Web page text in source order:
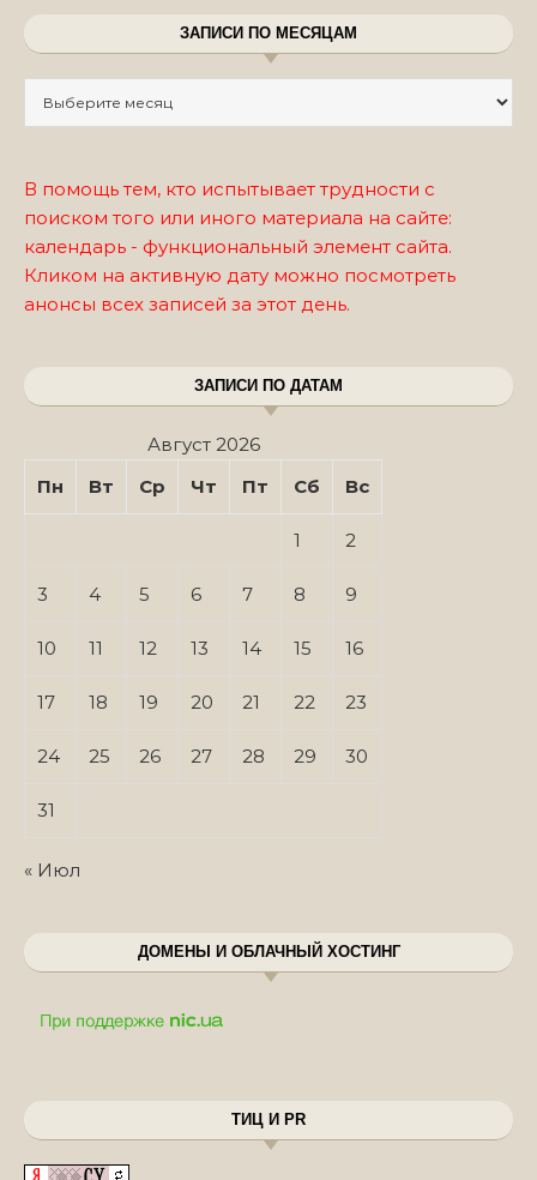
ЗАПИСИ ПО МЕСЯЦАМ
В помощь тем, кто испытывает трудности с
поиском того или иного материала на сайте:
календарь - функциональный элемент сайта.
Кликом на активную дату можно посмотреть
анонсы всех записей за этот день.
ЗАПИСИ ПО ДАТАМ
Август 2026
Пн
Вт Ср Чт Пт Сб Вс
1 2
3 4 5 6 7 8 9
10 11 12 13 14 15 16
17 18 19 20 21 22 23
24 25 26 27 28 29 30
31
« Июл
ДОМЕНЫ И ОБЛАЧНЫЙ ХОСТИНГ
ТИЦ И PR